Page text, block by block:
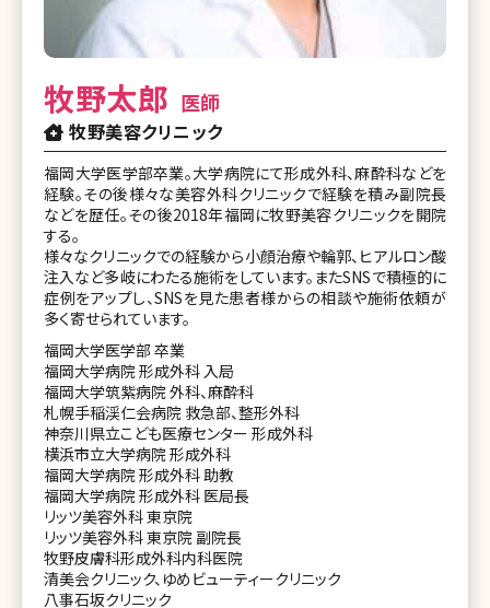
牧野太郎 医師
牧野美容クリニック
福岡大学医学部卒業。大学病院にて形成外科、麻酔科などを
経験。その後様々な美容外科クリニックで経験を積み副院長
などを歴任。その後2018年福岡に牧野美容クリニックを開院
する。
様々なクリニックでの経験から小顔治療や輪郭、ヒアルロン酸
注入など多岐にわたる施術をしています。またSNSで積極的に
症例をアップし、SNSを見た患者様からの相談や施術依頼が
多く寄せられています。
福岡大学医学部 卒業
福岡大学病院 形成外科 入局
福岡大学筑紫病院 外科、麻酔科
札幌手稲渓仁会病院 救急部、整形外科
神奈川県立こども医療センター 形成外科
横浜市立大学病院 形成外科
福岡大学病院 形成外科 助教
福岡大学病院 形成外科 医局長
リッツ美容外科 東京院
リッツ美容外科 東京院 副院長
牧野皮膚科形成外科内科医院
清美会クリニック、ゆめビューティークリニック
八事石坂クリニック